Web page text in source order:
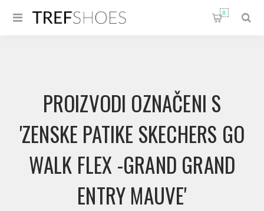
0
PROIZVODI OZNAČENI S
'ZENSKE PATIKE SKECHERS GO
WALK FLEX -GRAND GRAND
ENTRY MAUVE'